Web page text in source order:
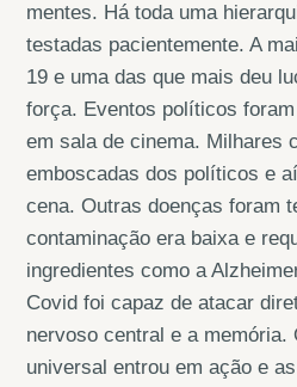
mentes. Há toda uma
testadas pacientemente. A
19 e uma das que mais deu
força. Eventos políticos
em sala de cinema. Milhares
emboscadas dos políticos e
cena. Outras doenças foram
contaminação era baixa e
ingredientes como a
Covid foi capaz de atacar
nervoso central e a memória.
universal entrou em ação e